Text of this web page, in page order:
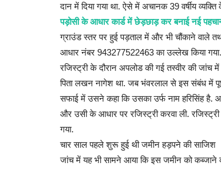
दान में दिया गया था. ऐसे में अचानक 39 वर्षीय
पड़ोसी के आधार कार्ड में छेड़छाड़ कर बनाई नई
ग्राउंड स्तर पर हुई पड़ताल में और भी चौंकाने वाले
आधार नंबर 943277522463 का उल्लेख किया गया.
रजिस्ट्री के दौरान अपलोड की गई तस्वीर की जांच
पिता लखन नागेश था. जब भंवरलाल से इस संबंध में
सफाई में उसने कहा कि उसका उर्फ नाम हरिसिंह है.
और उसी के आधार पर रजिस्ट्री करवा ली.
गया.
चार साल पहले शुरू हुई थी जमीन हड़पने की साजिश
जांच में यह भी सामने आया कि इस जमीन को कब्जाने